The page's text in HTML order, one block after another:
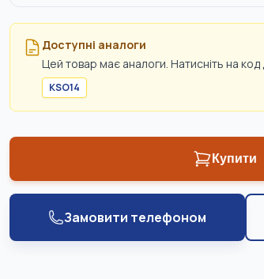
Доступні аналоги
Цей товар має аналоги. Натисніть на
KSO14
Купити
Замовити телефоном